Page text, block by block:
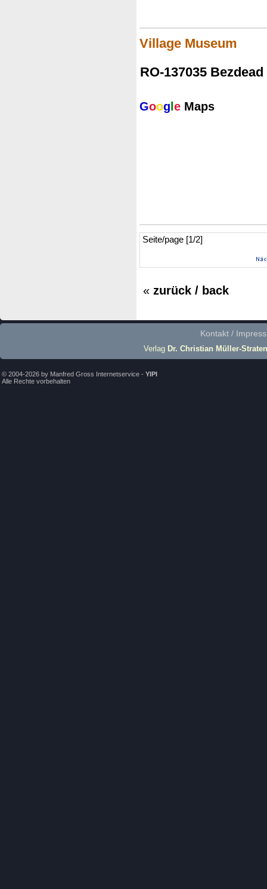
Village Museum
RO-137035 Bezdead
Goog e Maps
Seite/page [1/2]
« zurück / back
Kontakt /
Verlag Dr. Christian Müller-Straten
© 2004-2026 by Manfred Gross Internetservice - YIPI
Alle Rechte vorbehalten